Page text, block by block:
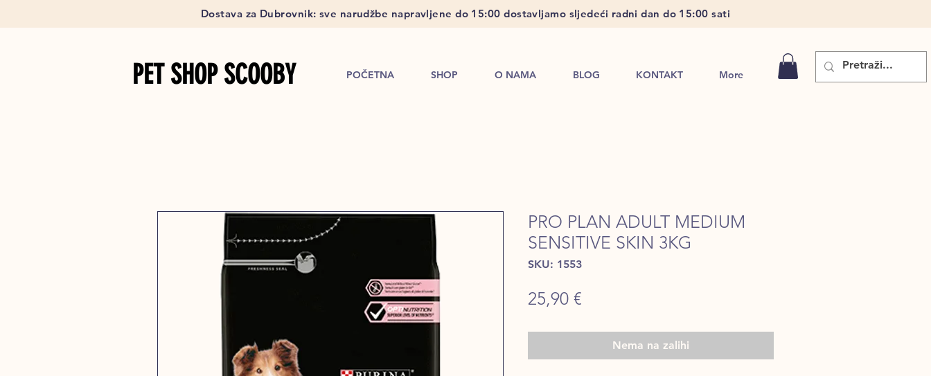
Dostava za Dubrovnik: sve narudžbe napravljene do 15:00 dostavljamo sljedeći radni dan do 15:00 sati
PET SHOP SCOOBY POČETNA SHOP O NAMA BLOG KONTAKT More
PRO PLAN ADULT MEDIUM
SENSITIVE SKIN 3KG
SKU: 1553
25,90 €
Nema na zalihi